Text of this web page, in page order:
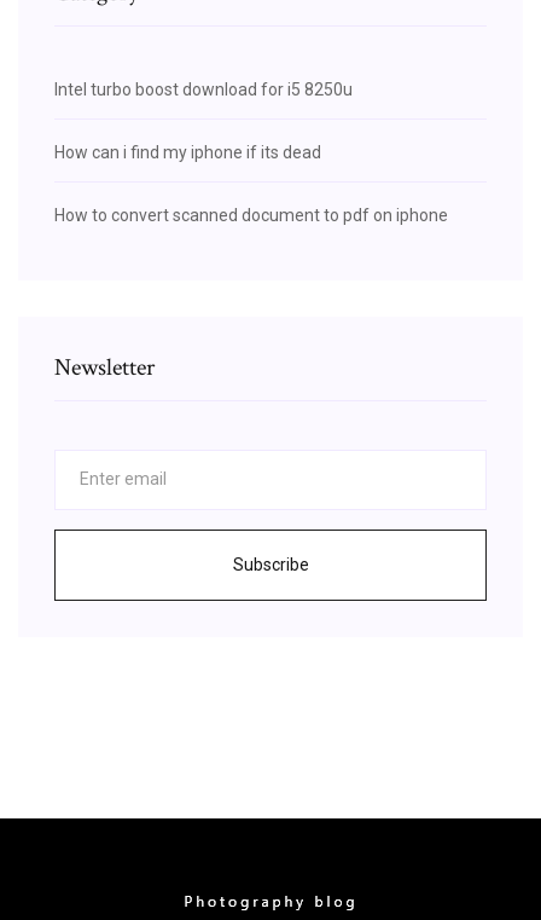
Intel turbo boost download for i5 8250u
How can i find my iphone if its dead
How to convert scanned document to pdf on iphone
Newsletter
Subscribe